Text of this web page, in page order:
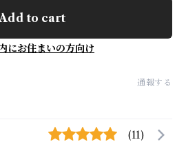
to cart
にお住まいの方向け
通報する
(11)